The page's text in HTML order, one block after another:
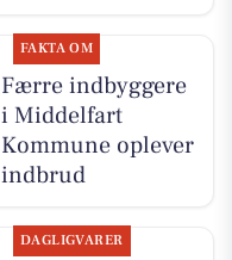
FAKTA OM
Færre indbyggere
i Middelfart
Kommune oplever
indbrud
DAGLIGVARER